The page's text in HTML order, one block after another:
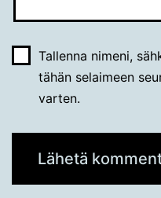
Tallenna nimeni,
tähän selaimeen
varten.